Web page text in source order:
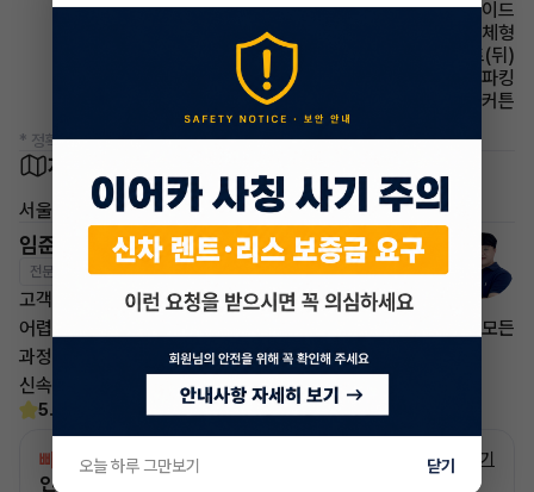
에어백 사이드
사이드미러 방향지시등 일체형
시트 열선시트(뒤)
파킹 전자식 파킹
에어백 커튼
* 정확한 정보는 판매자와 반드시 확인하시기 바랍니다.
차량 위치
서울 영등포구
임준영 매니저
전문교육수료 자격인증완료
고객님의 만족이 첫번째 목표입니다.
어렵고 복잡한 리스/렌트 처분 손실은 줄이고 빠른승계 처리로 모든
과정을 안전하고
신속하게 차량 인도까지 책임지도록 하겠습니다.
5.0
빠른승계서비스
인증 차량으로 승계하는 이유?
자세히 보기
오늘 하루 그만보기 닫기